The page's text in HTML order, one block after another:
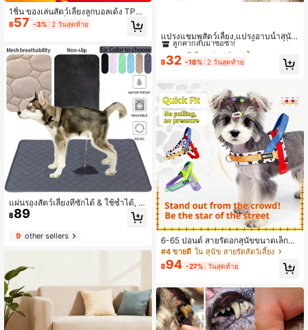
1ชิ้น ของเล่นสัตว์เลี้ยงลูกบอลเด้ง TPR
กลวงพร้อมกระดิ่ง, ของเล่นมีเสียงสำหรั
บทำความสะอาดฟันและฝึก, เหมาะสำ
฿57 -3% 2 วันสุดท้าย
แผ่นรองสัตว์เลี้ยงที่ซักได้ & ใช้ซ้ำได้, พ
รมกันลื่น, แผ่นรองสุนัขขนาดใหญ่, แผ่น
รองฝึกซึมซับ & กันรั่ว, เหมาะสำหรับสัต
ว์เลี้ยง, กรง, รั้ว, เตียง, โซฟา
฿89
9other sellers
แปรงแชมพูสัตว์เลี้ยง,แปรงอาบน้ำสุนั
ข/แมว,แปรงซิลิโคนสัตว์เลี้ยงพร้อมที่จ่า
ยแชมพู,การดูแลสัตว์เลี้ยง,หวีอาบน้ำยา
งซิลิโคนนวดพร้อมที่จ่ายแชมพู,แปรงสุ
ข,แปรงนวดสุนัข/ลูกสุนัข,เหมาะสำหรับ
ขนยาวและขนสั้น
ลูกค้ากลับมาซื้อซ้ำ!
#5 ขายดี
ลูกค้ากลับมาซื้อซ้ำ!
#5 ขายดี
ลูกค้ากลับมาซื้อซ้ำ!
ใน อุปกรณ์อาบน้ำและอาบน้ำสำหรับสัตว์เลี้ยง
฿32 -18% 2 วันสุดท้าย
6-65 ปอนด์ สายรัดอกสุนัขขนาดเล็กแล
ะกลาง, สวมใส่ง่ายและถอดออก, ป้องกัน
การดึง, มีหูหิ้ว, ปรับได้, ระบายอากาศไ
ด้ดีและสบาย, สายรัดอกสัตว์เลี้ยงบุไนล
รรมกลางแจ้ง
#4 ขายดี ใน สุนัข สายรัดสัตว์เลี้ยง
฿94 -27% วันสุดท้าย